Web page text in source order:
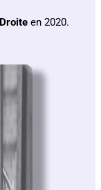
en 2020.